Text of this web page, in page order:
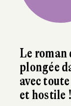
Le roman
plongée
avec
et hostile !